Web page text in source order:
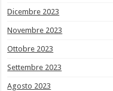
Dicembre 2023
Novembre 2023
Ottobre 2023
Settembre 2023
Agosto 2023